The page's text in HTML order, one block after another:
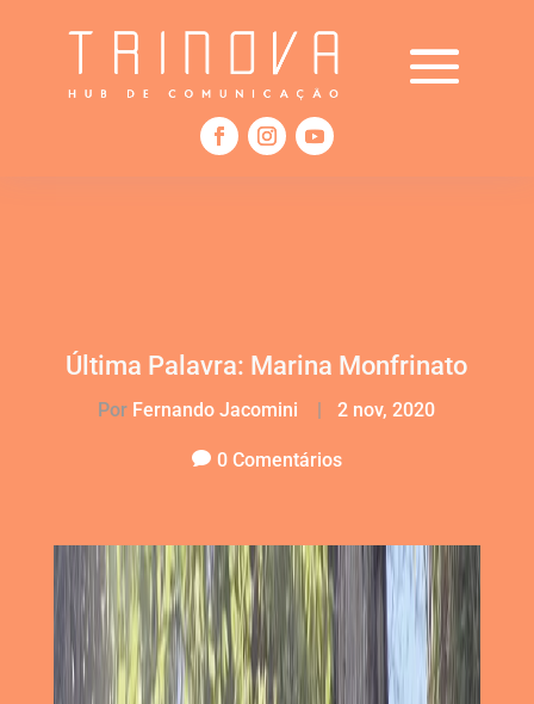
Última Palavra: Marina Monfrinato
Por Fernando Jacomini | 2 nov, 2020
0 Comentários